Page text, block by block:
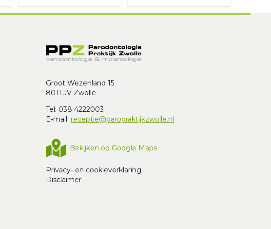
Groot Wezenland 15
8011 JV Zwolle
Tel: 038 4222003
E-mail: receptie@paropraktijkzwolle.nl
Bekijken op Google Maps
Privacy- en cookieverklaring
Disclaimer